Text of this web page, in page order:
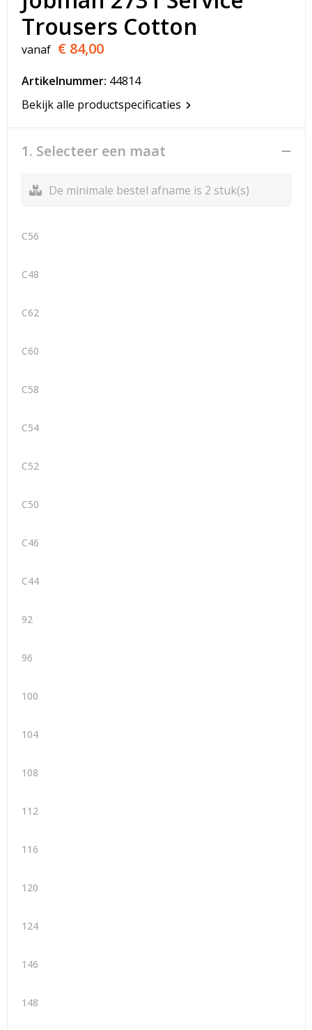
T-Shirts
Veiligheidsvesten en Veiligheidshesjes
Vesten
Werkkleding sets
Gehoorbescherming
Trousers Cotton
vanaf € 84,00
Artikelnummer: 44814
Bekijk alle productspecificaties
1. Selecteer een maat
De minimale bestel afname is 2 stuk(s)
C56
C48
C62
C60
C58
C54
C52
C50
C46
C44
92
96
100
104
108
112
116
120
124
146
148